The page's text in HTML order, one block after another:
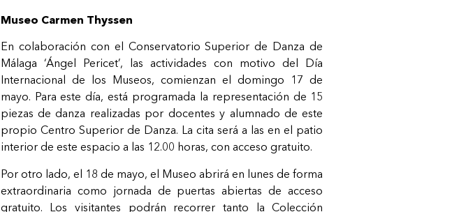
Museo Carmen Thyssen
En colaboración con el Conservatorio Superior de Danza de
Málaga ‘Ángel Pericet’, las actividades con motivo del Día
Internacional de los Museos, comienzan el domingo 17 de
mayo. Para este día, está programada la representación de 15
piezas de danza realizadas por docentes y alumnado de este
propio Centro Superior de Danza. La cita será a las en el patio
interior de este espacio a las 12.00 horas, con acceso gratuito.
Por otro lado, el 18 de mayo, el Museo abrirá en lunes de forma
extraordinaria como jornada de puertas abiertas de acceso
gratuito. Los visitantes podrán recorrer tanto la Colección